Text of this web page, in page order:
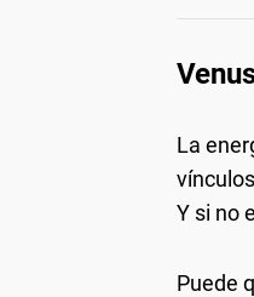
La
Y si no
Puede